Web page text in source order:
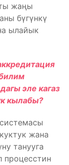
жаңы
бүгүнкү
ылайык
эле кагаз
кылабы?
жана
танууга
процесстин